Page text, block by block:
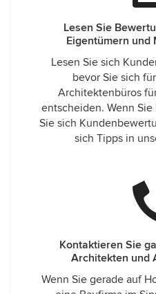
Lesen Sie
Eigentümern und
Lesen Sie sich
bevor Sie sich
Architektenbüros
entscheiden. Wenn
Sie sich
sich Tipps in
Kontaktieren Sie
Architekten und
Wenn Sie gerade auf